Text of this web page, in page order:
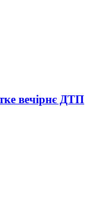
вечірнє ДТП